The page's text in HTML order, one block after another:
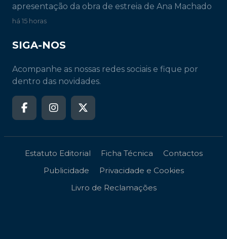
apresentação da obra de estreia de Ana Machado
há 15 horas
SIGA-NOS
Acompanhe as nossas redes sociais e fique por
dentro das novidades.
Estatuto Editorial Ficha Técnica
Contactos
Publicidade
Privacidade e Cookies
Livro de Reclamações